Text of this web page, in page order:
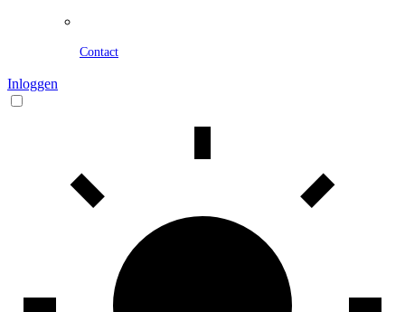
Contact
Inloggen